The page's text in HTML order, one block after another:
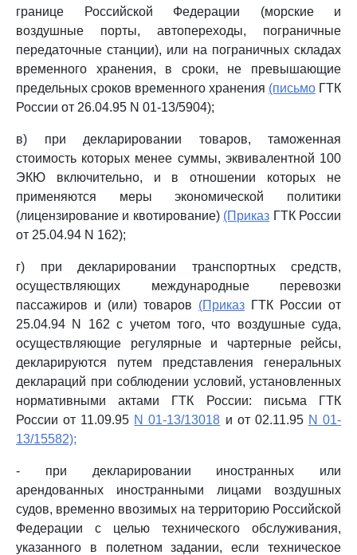
границе Российской Федерации (морские и
воздушные порты, автопереходы, пограничные
передаточные станции), или на пограничных складах
временного хранения, в сроки, не превышающие
предельных сроков временного хранения (письмо ГТК
России от 26.04.95 N 01-13/5904);
в) при декларировании товаров, таможенная
стоимость которых менее суммы, эквивалентной 100
ЭКЮ включительно, и в отношении которых не
применяются меры экономической политики
(лицензирование и квотирование) (Приказ ГТК России
от 25.04.94 N 162);
г) при декларировании транспортных средств,
осуществляющих международные перевозки
пассажиров и (или) товаров (Приказ ГТК России от
25.04.94 N 162 с учетом того, что воздушные суда,
осуществляющие регулярные и чартерные рейсы,
декларируются путем представления генеральных
деклараций при соблюдении условий, установленных
нормативными актами ГТК России: письма ГТК
России от 11.09.95 N 01-13/13018 и от 02.11.95 N 01-
13/15582);
- при декларировании иностранных или
арендованных иностранными лицами воздушных
судов, временно ввозимых на территорию Российской
Федерации с целью технического обслуживания,
указанного в полетном задании, если техническое